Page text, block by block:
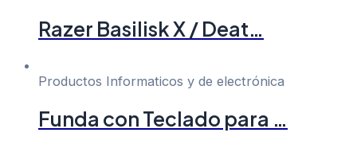
Razer Basilisk X / Deat…
Productos Informaticos y de electrónica
Funda con Teclado para …